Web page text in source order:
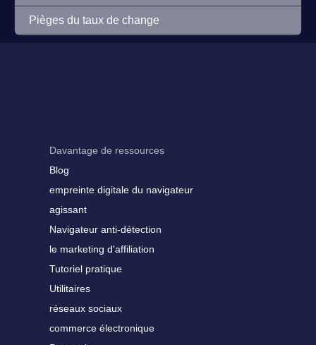
Pièges du taux de change
Davantage de ressources
Blog
empreinte digitale du navigateur
agissant
Navigateur anti-détection
le marketing d'affiliation
Tutoriel pratique
Utilitaires
réseaux sociaux
commerce électronique